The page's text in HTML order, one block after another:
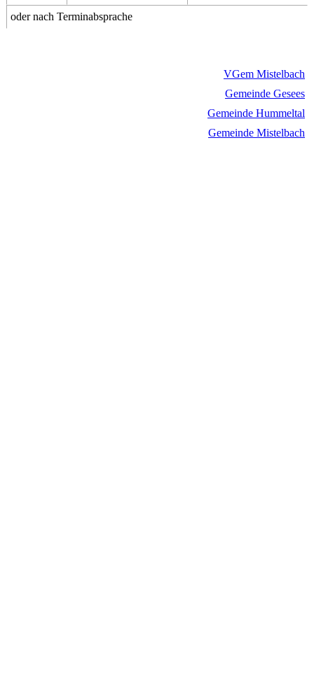
oder nach Terminabsprache
VGem Mistelbach
Gemeinde Gesees
Gemeinde Hummeltal
Gemeinde Mistelbach